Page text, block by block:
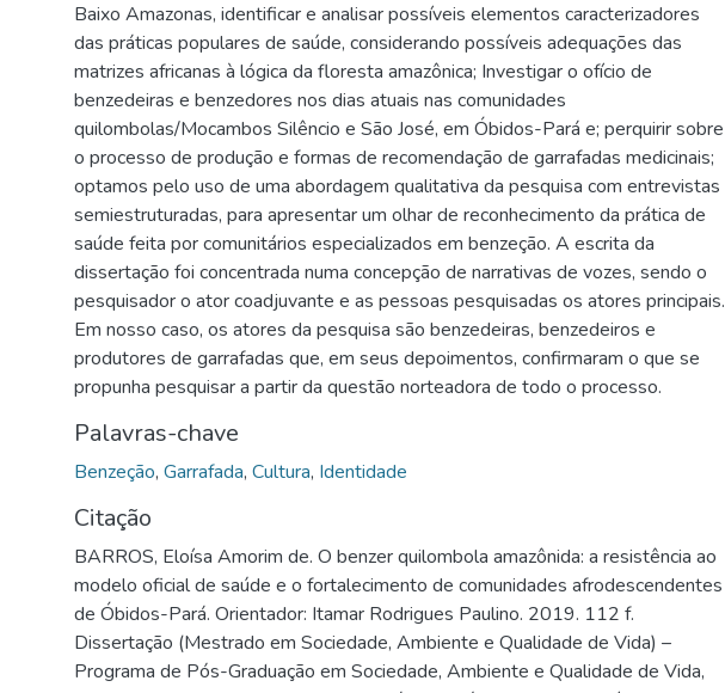
Baixo Amazonas, identificar e analisar possíveis elementos caracterizadores
das práticas populares de saúde, considerando possíveis adequações das
matrizes africanas à lógica da floresta amazônica; Investigar o ofício de
benzedeiras e benzedores nos dias atuais nas comunidades
quilombolas/Mocambos Silêncio e São José, em Óbidos-Pará e; perquirir sobre
o processo de produção e formas de recomendação de garrafadas medicinais;
optamos pelo uso de uma abordagem qualitativa da pesquisa com entrevistas
semiestruturadas, para apresentar um olhar de reconhecimento da prática de
saúde feita por comunitários especializados em benzeção. A escrita da
dissertação foi concentrada numa concepção de narrativas de vozes, sendo o
pesquisador o ator coadjuvante e as pessoas pesquisadas os atores principais.
Em nosso caso, os atores da pesquisa são benzedeiras, benzedeiros e
produtores de garrafadas que, em seus depoimentos, confirmaram o que se
propunha pesquisar a partir da questão norteadora de todo o processo.
Palavras-chave
Benzeção, Garrafada, Cultura, Identidade
Citação
BARROS, Eloísa Amorim de. O benzer quilombola amazônida: a resistência ao
modelo oficial de saúde e o fortalecimento de comunidades afrodescendentes
de Óbidos-Pará. Orientador: Itamar Rodrigues Paulino. 2019. 112 f.
Dissertação (Mestrado em Sociedade, Ambiente e Qualidade de Vida) –
Programa de Pós-Graduação em Sociedade, Ambiente e Qualidade de Vida,